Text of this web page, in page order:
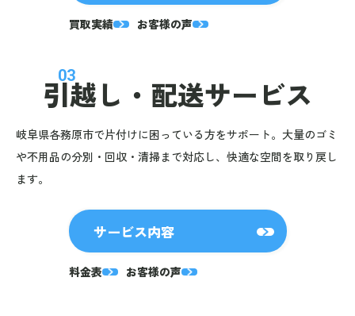
買取実績 お客様の声
03
引越し・ 配送サービス
岐阜県各務原市で片付けに困っている方をサポート。大量のゴミ
や不用品の分別・回収・清掃まで対応し、快適な空間を取り戻し
ます。
サービス内容
料金表 お客様の声